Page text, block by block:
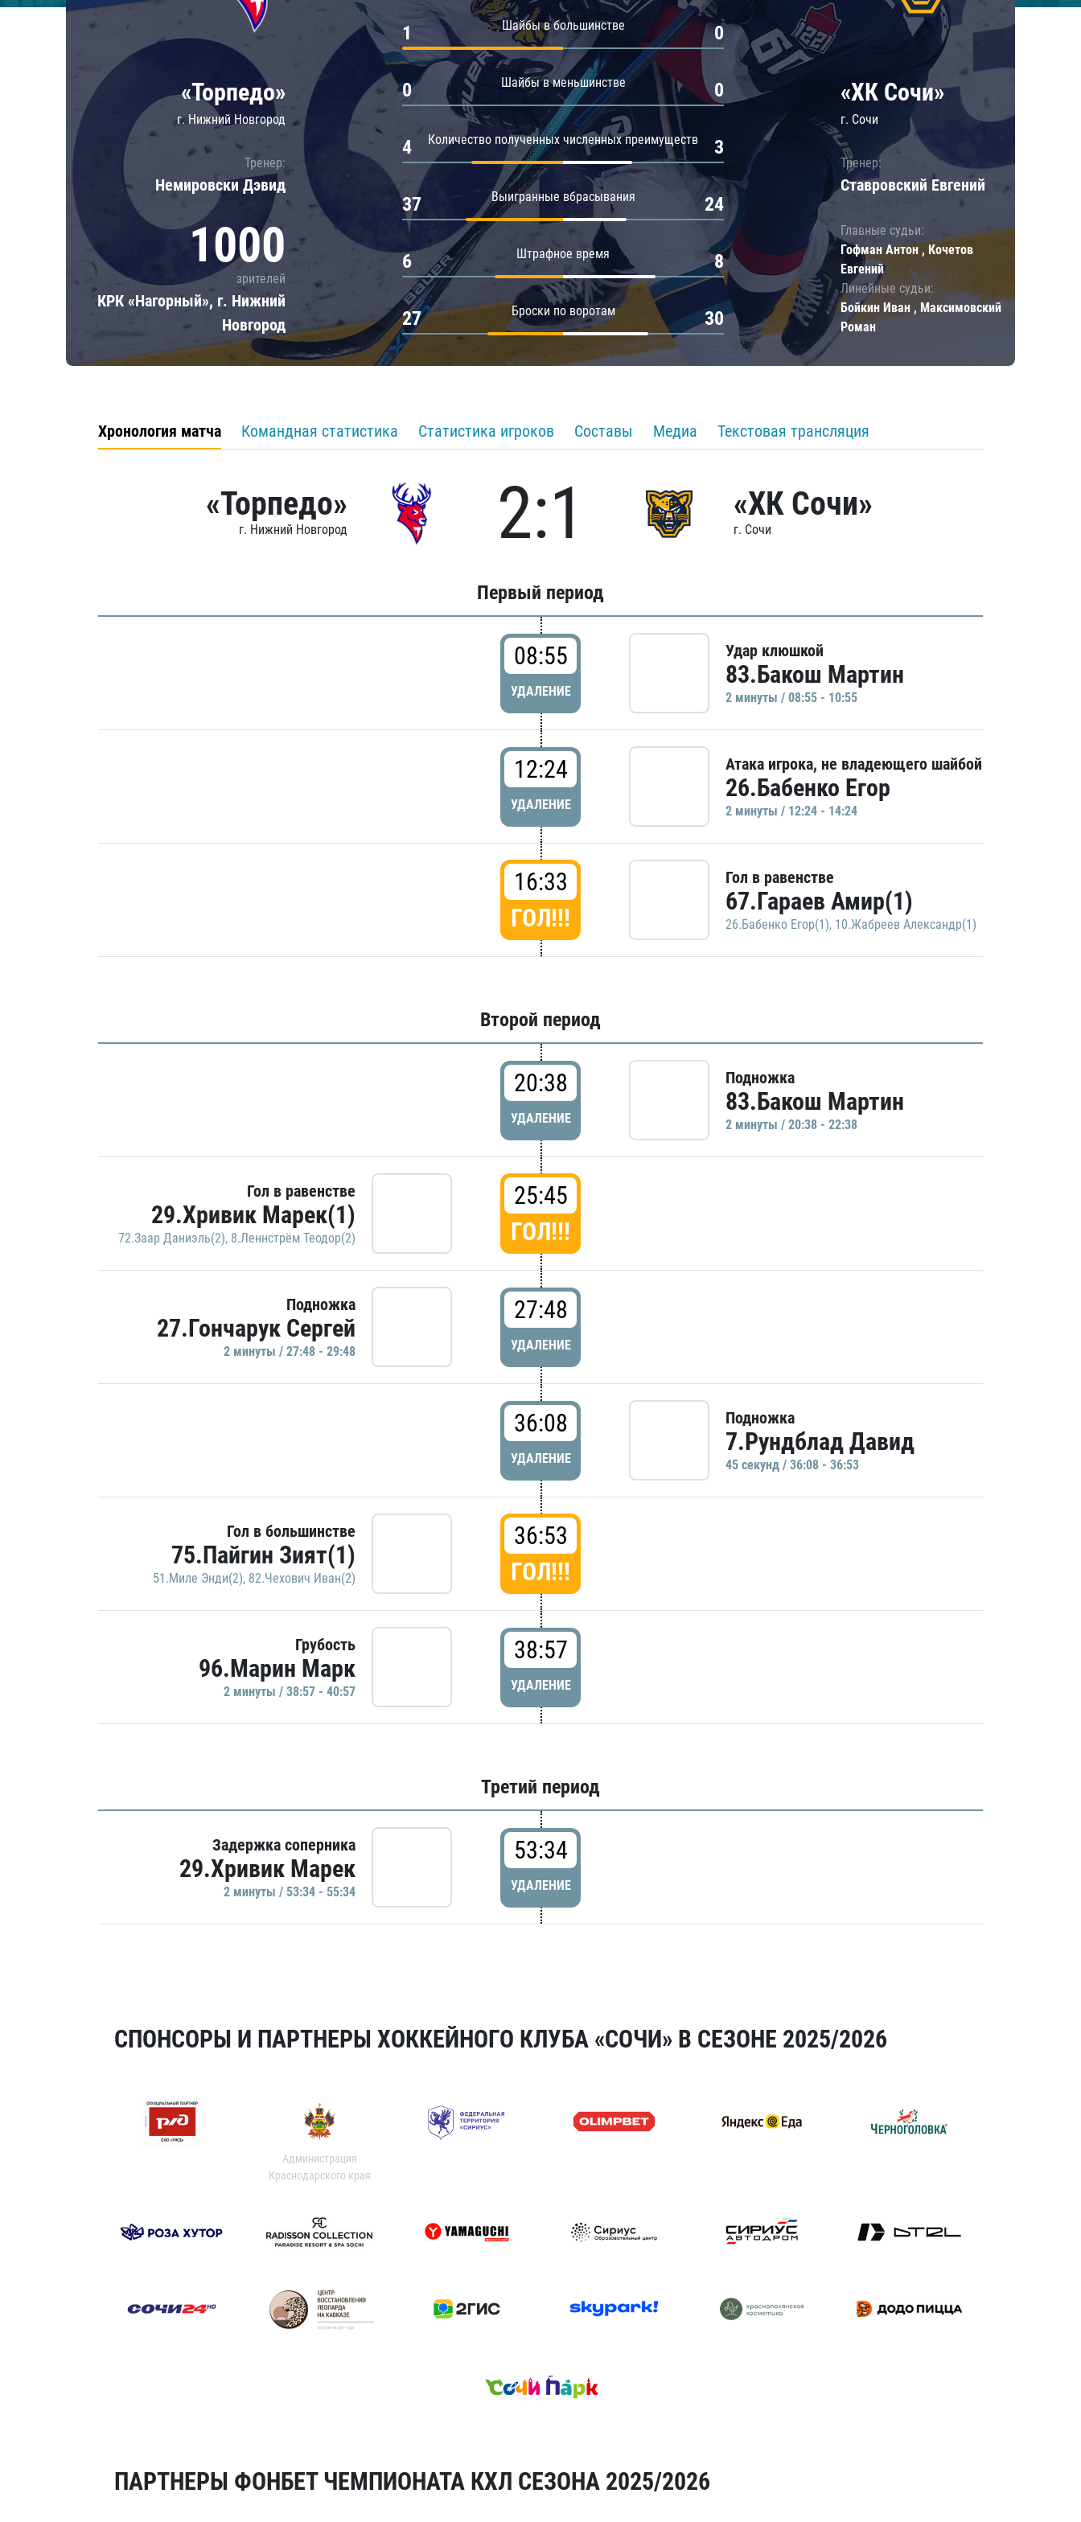
Локомотив
Северсталь
Шанхайские Драконы
Салават Юлаев
Сибирь
«Торпедо»
г. Нижний Новгород
Тренер:
Немировски Дэвид
1000
зрителей
КРК «Нагорный», г. Нижний
Новгород
Шайбы в большинстве
1 0
Шайбы в меньшинстве
0 0
Количество полученных численных преимуществ
4 3
Выигранные вбрасывания
37 24
Штрафное время
6 8
Броски по воротам
27 30
«ХК Сочи»
г. Сочи
Тренер:
Ставровский Евгений
Главные судьи:
Гофман Антон , Кочетов
Евгений
Линейные судьи:
Бойкин Иван , Максимовский
Роман
Хронология матча Командная статистика Статистика игроков Составы Медиа Текстовая трансляция
«Торпедо»
г. Нижний Новгород 2:1 «ХК Сочи»
г. Сочи
Первый период
08:55
УДАЛЕНИЕ
Удар клюшкой
83.Бакош Мартин
2 минуты / 08:55 - 10:55
12:24
УДАЛЕНИЕ
Атака игрока, не владеющего шайбой
26.Бабенко Егор
2 минуты / 12:24 - 14:24
16:33
ГОЛ!!!
Гол в равенстве
67.Гараев Амир(1)
26.Бабенко Егор(1), 10.Жабреев Александр(1)
Второй период
20:38
УДАЛЕНИЕ
Подножка
83.Бакош Мартин
2 минуты / 20:38 - 22:38
Гол в равенстве
29.Хривик Марек(1)
72.Заар Даниэль(2), 8.Леннстрём Теодор(2)
25:45
ГОЛ!!!
Подножка
27.Гончарук Сергей
2 минуты / 27:48 - 29:48
27:48
УДАЛЕНИЕ
36:08
УДАЛЕНИЕ
Подножка
7.Рундблад Давид
45 секунд / 36:08 - 36:53
Гол в большинстве
75.Пайгин Зият(1)
51.Миле Энди(2), 82.Чехович Иван(2)
36:53
ГОЛ!!!
Грубость
96.Марин Марк
2 минуты / 38:57 - 40:57
38:57
УДАЛЕНИЕ
Третий период
Задержка соперника
29.Хривик Марек
2 минуты / 53:34 - 55:34
53:34
УДАЛЕНИЕ
СПОНСОРЫ И ПАРТНЕРЫ ХОККЕЙНОГО КЛУБА «СОЧИ» В СЕЗОНЕ 2025/2026
Администрация
Краснодарского края
ПАРТНЕРЫ ФОНБЕТ ЧЕМПИОНАТА КХЛ СЕЗОНА 2025/2026